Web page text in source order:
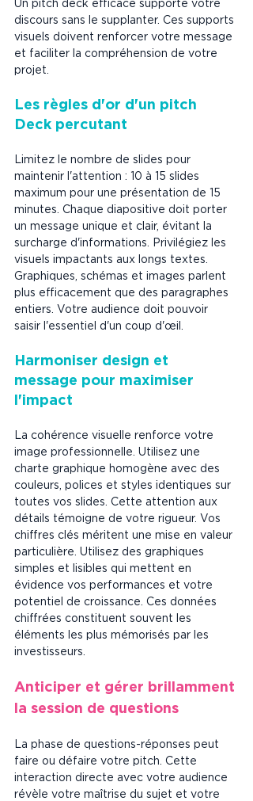
Un pitch deck efficace supporte votre
discours sans le supplanter. Ces supports
visuels doivent renforcer votre message
et faciliter la compréhension de votre
projet.
Les règles d'or d'un pitch
Deck percutant
Limitez le nombre de slides pour
maintenir l'attention : 10 à 15 slides
maximum pour une présentation de 15
minutes. Chaque diapositive doit porter
un message unique et clair, évitant la
surcharge d'informations. Privilégiez les
visuels impactants aux longs textes.
Graphiques, schémas et images parlent
plus efficacement que des paragraphes
entiers. Votre audience doit pouvoir
saisir l'essentiel d'un coup d'œil.
Harmoniser design et
message pour maximiser
l'impact
La cohérence visuelle renforce votre
image professionnelle. Utilisez une
charte graphique homogène avec des
couleurs, polices et styles identiques sur
toutes vos slides. Cette attention aux
détails témoigne de votre rigueur. Vos
chiffres clés méritent une mise en valeur
particulière. Utilisez des graphiques
simples et lisibles qui mettent en
évidence vos performances et votre
potentiel de croissance. Ces données
chiffrées constituent souvent les
éléments les plus mémorisés par les
investisseurs.
Anticiper et gérer brillamment
la session de questions
La phase de questions-réponses peut
faire ou défaire votre pitch. Cette
interaction directe avec votre audience
révèle votre maîtrise du sujet et votre